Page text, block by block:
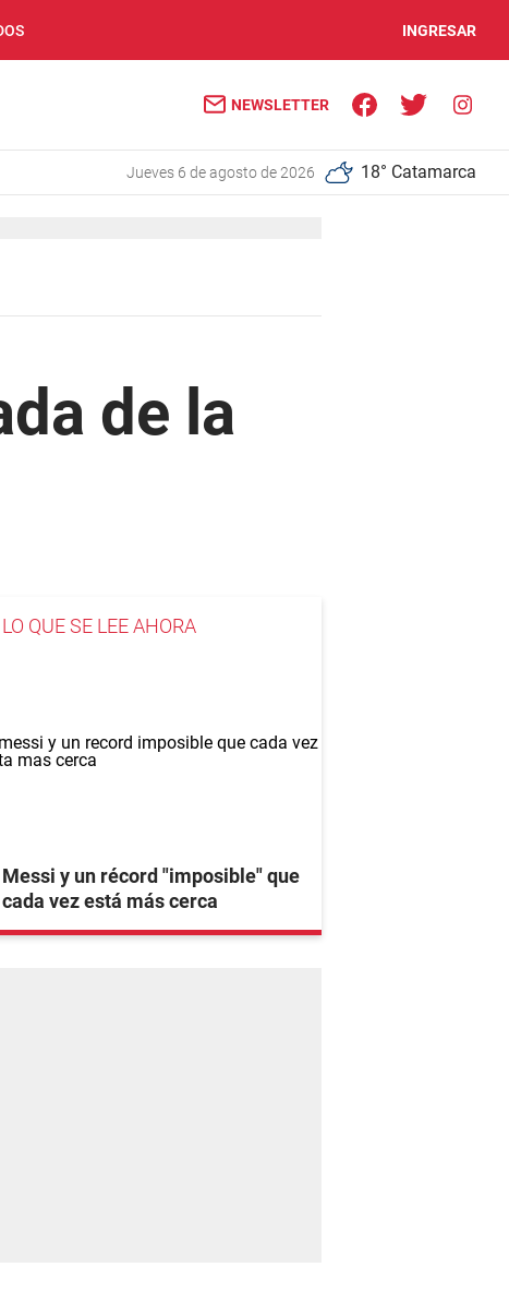
INGRESAR
NEWSLETTER
jueves 6 de agosto de 2026 18° Catamarca
de la
LO QUE SE LEE AHORA
Messi y un récord "imposible" que
cada vez está más cerca